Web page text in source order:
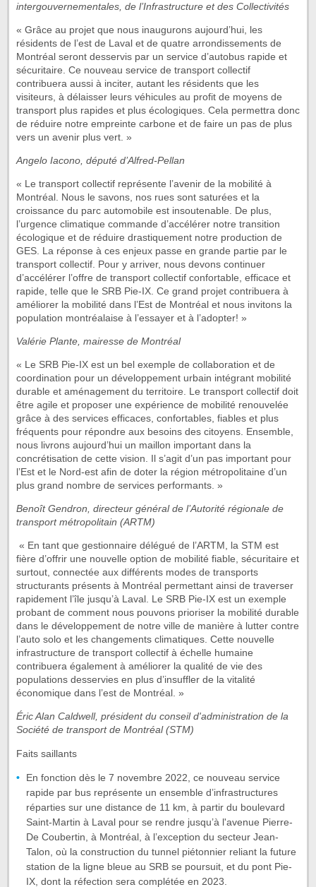
intergouvernementales, de l’Infrastructure et des Collectivités
« Grâce au projet que nous inaugurons aujourd’hui, les
résidents de l’est de Laval et de quatre arrondissements de
Montréal seront desservis par un service d’autobus rapide et
sécuritaire. Ce nouveau service de transport collectif
contribuera aussi à inciter, autant les résidents que les
visiteurs, à délaisser leurs véhicules au profit de moyens de
transport plus rapides et plus écologiques. Cela permettra donc
de réduire notre empreinte carbone et de faire un pas de plus
vers un avenir plus vert. »
Angelo Iacono, député d’Alfred-Pellan
« Le transport collectif représente l’avenir de la mobilité à
Montréal. Nous le savons, nos rues sont saturées et la
croissance du parc automobile est insoutenable. De plus,
l’urgence climatique commande d’accélérer notre transition
écologique et de réduire drastiquement notre production de
GES. La réponse à ces enjeux passe en grande partie par le
transport collectif. Pour y arriver, nous devons continuer
d’accélérer l’offre de transport collectif confortable, efficace et
rapide, telle que le SRB Pie-IX. Ce grand projet contribuera à
améliorer la mobilité dans l’Est de Montréal et nous invitons la
population montréalaise à l’essayer et à l’adopter! »
Valérie Plante, mairesse de Montréal
« Le SRB Pie-IX est un bel exemple de collaboration et de
coordination pour un développement urbain intégrant mobilité
durable et aménagement du territoire. Le transport collectif doit
être agile et proposer une expérience de mobilité renouvelée
grâce à des services efficaces, confortables, fiables et plus
fréquents pour répondre aux besoins des citoyens. Ensemble,
nous livrons aujourd’hui un maillon important dans la
concrétisation de cette vision. Il s’agit d’un pas important pour
l’Est et le Nord-est afin de doter la région métropolitaine d’un
plus grand nombre de services performants. »
Benoît Gendron, directeur général de l’Autorité régionale de
transport métropolitain (ARTM)
« En tant que gestionnaire délégué de l’ARTM, la STM est
fière d’offrir une nouvelle option de mobilité fiable, sécuritaire et
surtout, connectée aux différents modes de transports
structurants présents à Montréal permettant ainsi de traverser
rapidement l’île jusqu’à Laval. Le SRB Pie-IX est un exemple
probant de comment nous pouvons prioriser la mobilité durable
dans le développement de notre ville de manière à lutter contre
l’auto solo et les changements climatiques. Cette nouvelle
infrastructure de transport collectif à échelle humaine
contribuera également à améliorer la qualité de vie des
populations desservies en plus d’insuffler de la vitalité
économique dans l’est de Montréal. »
Éric Alan Caldwell, président du conseil d'administration de la
Société de transport de Montréal (STM)
Faits saillants
En fonction dès le 7 novembre 2022, ce nouveau service
rapide par bus représente un ensemble d’infrastructures
réparties sur une distance de 11 km, à partir du boulevard
Saint-Martin à Laval pour se rendre jusqu’à l'avenue Pierre-
De Coubertin, à Montréal, à l’exception du secteur Jean-
Talon, où la construction du tunnel piétonnier reliant la future
station de la ligne bleue au SRB se poursuit, et du pont Pie-
IX, dont la réfection sera complétée en 2023.